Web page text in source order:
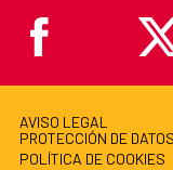
Facebook
X
AVISO LEGAL
PROTECCIÓN DE DATOS
POLÍTICA DE COOKIES